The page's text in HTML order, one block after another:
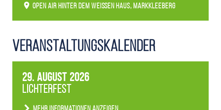
Open Air hinter dem weißen Haus, Markkleeberg
Veranstaltungs­kalender
29. August 2026
Lichterfest